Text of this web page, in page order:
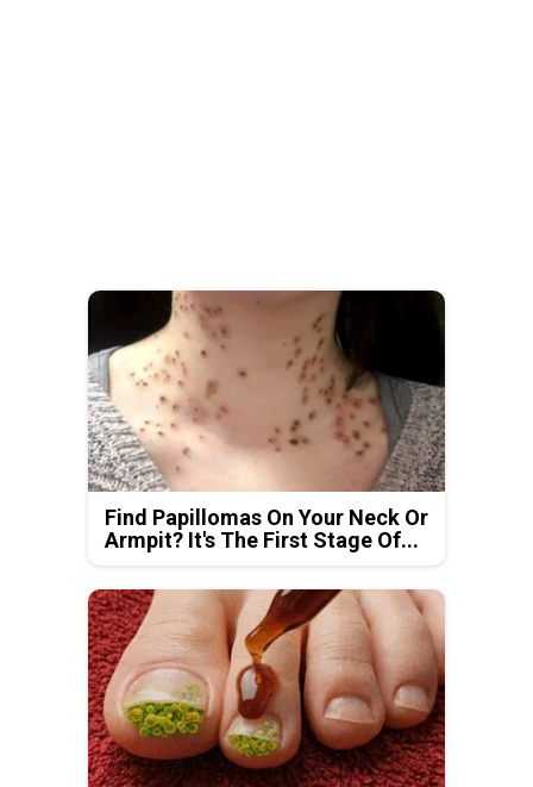
Find Papillomas On Your Neck Or
Armpit? It's The First Stage Of...